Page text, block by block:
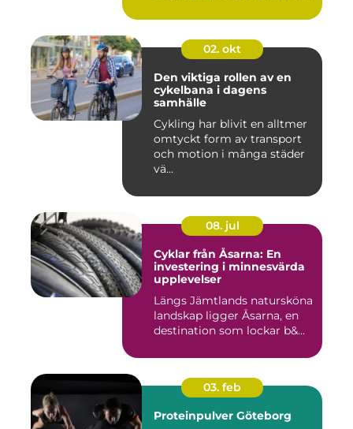
02. okt
Den viktiga rollen av en
cykelbana i dagens
samhälle
Cykling har blivit en alltmer
omtyckt form av transport
och motion i många städer
vä...
08. jul
Cyklar från Åsarna: En
investering i minnesvärda
upplevelser
Längs Jämtlands natursköna
landskap ligger Åsarna, en
destination som lockar b&...
03. feb
Proteinpulver Göteborg